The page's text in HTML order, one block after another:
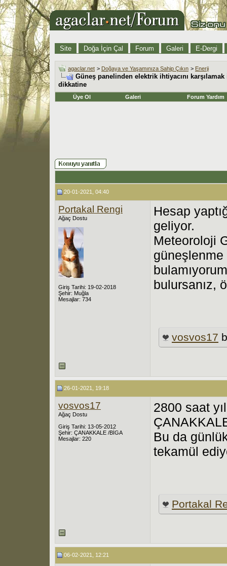
Site Doğa İçin Çal Forum Galeri E-Dergi
agaclar.net > Doğaya ve Yaşamınıza Sahip Çıkın > Enerji
Güneş panelinden elektrik ihtiyacını karşılamak
dikkatine
Üye Ol Galeri Forum Yardım
20-01-2021, 04:40
Portakal Rengi
Ağaç Dostu
Giriş Tarihi: 19-02-2018
Şehir: Muğla
Mesajlar: 734
Hesap
geliyor.
Meteoroloji
güneşlenme
bulursanız,
vosvos17
26-01-2021, 19:18
vosvos17
Ağaç Dostu
Giriş Tarihi: 13-05-2012
Şehir: ÇANAKKALE /BİGA
Mesajlar: 220
2800 saat
Bu da
tekamül
Portakal
06-02-2021, 12:21